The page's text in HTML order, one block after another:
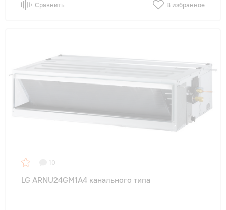
Сравнить В избранное
10
LG ARNU24GM1A4 канального типа